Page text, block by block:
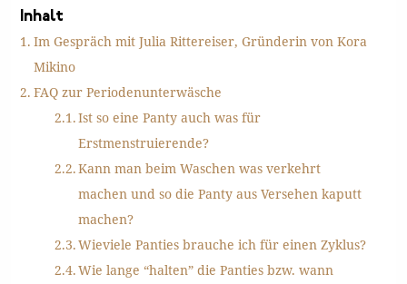
Inhalt
Im Gespräch mit Julia Rittereiser, Gründerin von Kora
Mikino
FAQ zur Periodenunterwäsche
Ist so eine Panty auch was für
Erstmenstruierende?
Kann man beim Waschen was verkehrt
machen und so die Panty aus Versehen kaputt
machen?
Wieviele Panties brauche ich für einen Zyklus?
Wie lange “halten” die Panties bzw. wann